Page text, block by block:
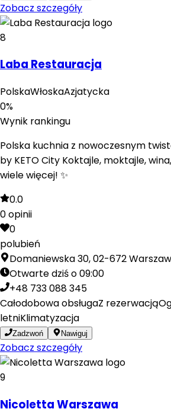
Zobacz szczegóły
8
Laba Restauracja
PolskaWłoskaAzjatycka
0%
Wynik rankingu
Polska kuchnia z nowoczesnym
by KETO City Koktajle, moktajle,
wiele więcej! ✨
0.0
0opinii
0
polubień
Domaniewska 30, 02-672
Otwarte dziś o 09:00
+48 733 088 345
Całodobowa obsługaZ rezerwacją
letniKlimatyzacja
Zadzwoń Nawiguj
Zobacz szczegóły
9
Nicoletta Warszawa